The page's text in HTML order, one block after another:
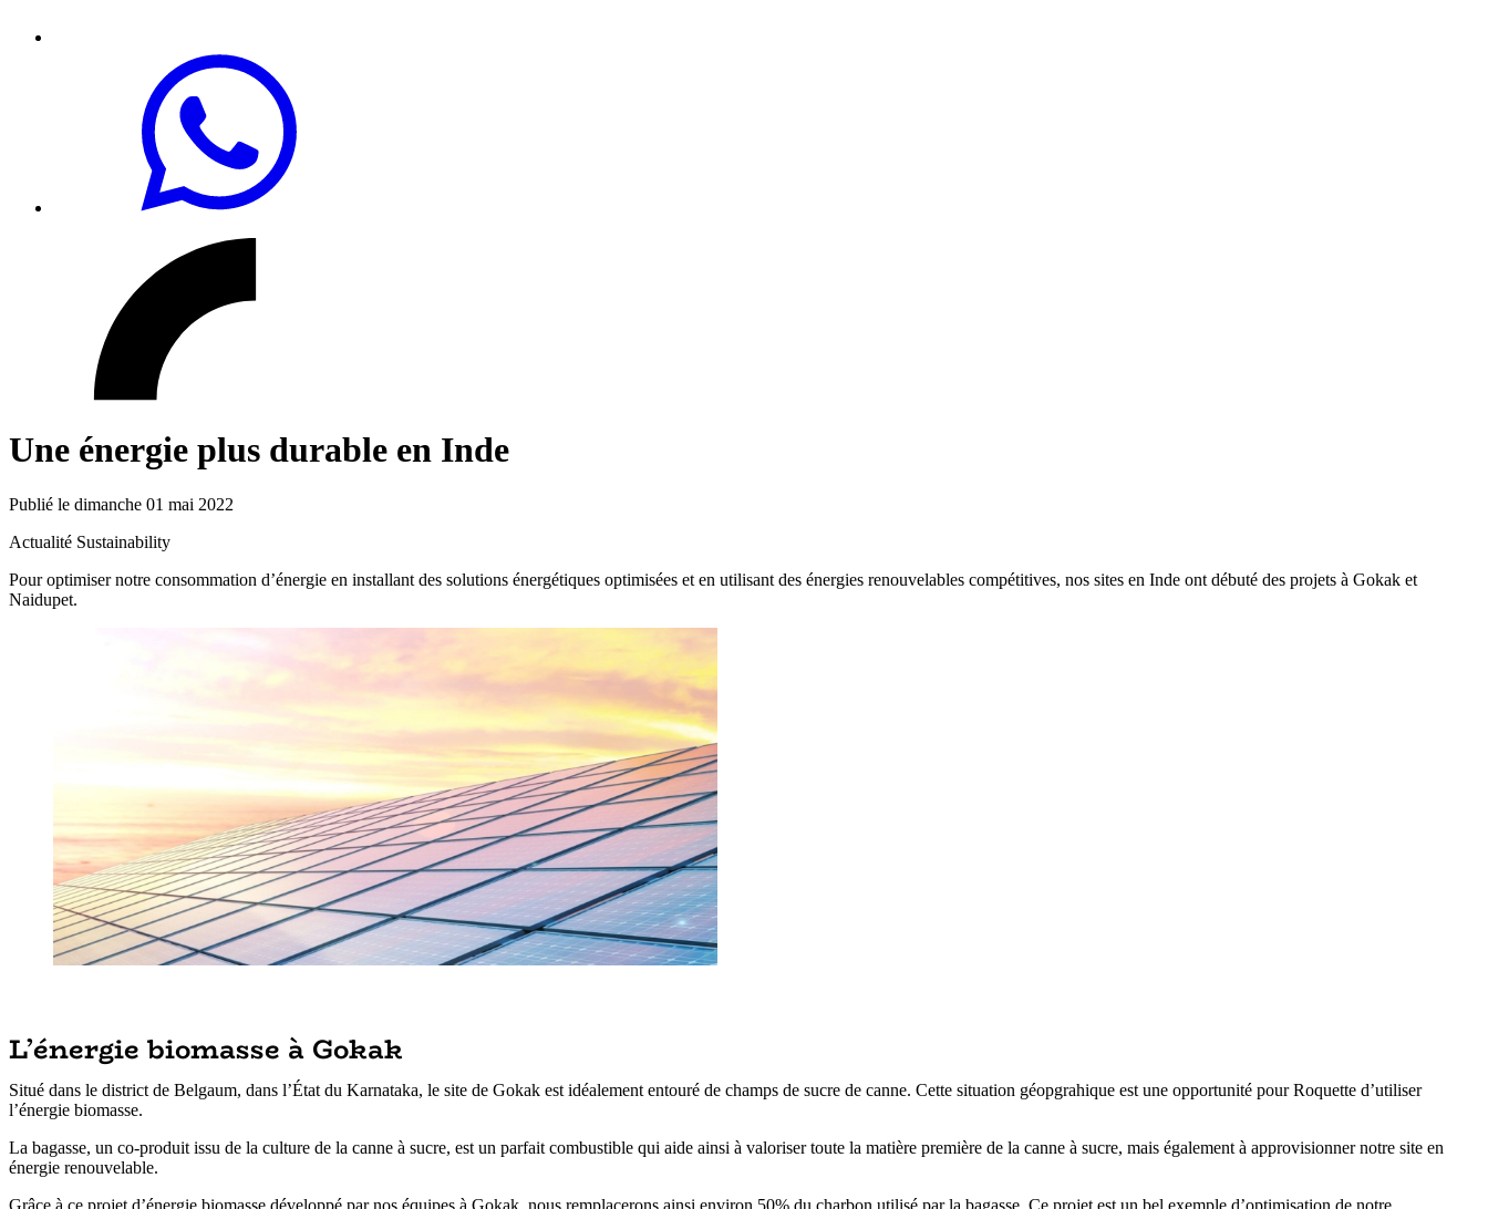
Une énergie plus durable en Inde
Publié le dimanche 01 mai 2022
Actualité Sustainability
Pour optimiser notre consommation d’énergie en installant des solutions énergétiques optimisées et en utilisant des énergies renouvelables compétitives, nos sites en Inde ont débuté des projets à Gokak et
Naidupet.
L’énergie biomasse à Gokak
Situé dans le district de Belgaum, dans l’État du Karnataka, le site de Gokak est idéalement entouré de champs de sucre de canne. Cette situation géopgrahique est une opportunité pour Roquette d’utiliser
l’énergie biomasse.
La bagasse, un co-produit issu de la culture de la canne à sucre, est un parfait combustible qui aide ainsi à valoriser toute la matière première de la canne à sucre, mais également à approvisionner notre site en
énergie renouvelable.
Grâce à ce projet d’énergie biomasse développé par nos équipes à Gokak, nous remplacerons ainsi environ 50% du charbon utilisé par la bagasse. Ce projet est un bel exemple d’optimisation de notre